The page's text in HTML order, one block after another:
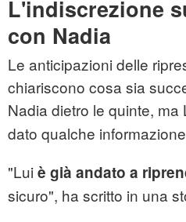
L'indiscrezione
con Nadia
Le anticipazioni delle
chiariscono cosa sia
Nadia dietro le quinte, ma
dato qualche
"Lui è già andato a
sicuro", ha scritto in una